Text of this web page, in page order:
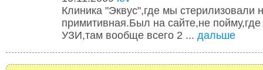
Клиника "Эквус",где мы стерилизовали
примитивная.Был на сайте,не пойму,где
УЗИ,там вообще всего 2 ... дальше